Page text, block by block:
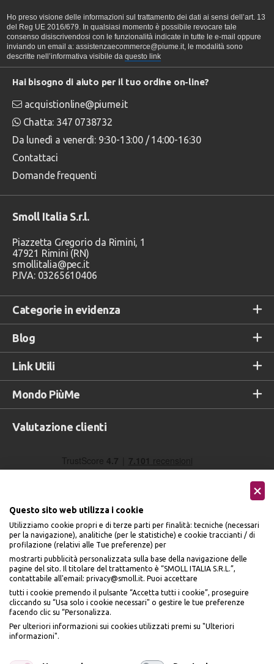
Ho preso visione delle informazioni sul trattamento dei dati ai sensi dell’art. 13
del Reg UE 2016/679. In qualsiasi momento è possibile revocare tale
consenso disiscrivendosi con le funzionalità indicate in tutte le e-mail oppure
inviando un email a: assistenzaecommerce@piume.it, le modalità sono
descritte nell’informativa visibile da questo link
Categorie in evidenza
Blog
Link Utili
Mondo PiùMe
Hai bisogno di aiuto per il tuo ordine on-line?
acquistionline@piume.it
Chatta: 347 0738732
Da lunedì a venerdì: 9:30-13:00 / 14:00-16:30
Contattaci
Domande frequenti
Smoll Italia S.r.l.
Piazzetta Gregorio da Rimini, 1
47921 Rimini (RN)
smollitalia@pec.it
P.IVA: 03265610406
Valutazione clienti
Accettiamo
Seguici sui social
Questo sito web utilizza i cookie
Utilizziamo cookie propri e di terze parti per finalità: tecniche (necessari
per la navigazione), analitiche (per le statistiche) e cookie traccianti / di
profilazione (relativi alle Tue preferenze) per
mostrarti pubblicità personalizzata sulla base della navigazione delle
pagine del sito. Il titolare del trattamento è “SMOLL ITALIA S.R.L.”,
contattabile all'email: privacy@smoll.it. Puoi accettare
tutti i cookie premendo il pulsante “Accetta tutti i cookie”, proseguire
cliccando su “Usa solo i cookie necessari" o gestire le tue preferenze
facendo clic su “Personalizza.
Per ulteriori informazioni sui cookies utilizzati premi su "Ulteriori
informazioni".
BENVENUTO DA
PIÙME